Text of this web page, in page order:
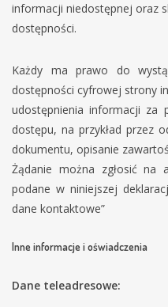
informacji niedostępnej oraz
dostępności.
Każdy ma prawo do
dostępności cyfrowej strony
udostępnienia informacji za
dostępu, na przykład przez
dokumentu, opisanie
Żądanie można zgłosić na
podane w niniejszej
dane kontaktowe”
Inne informacje i oświadczenia
Dane teleadresowe: